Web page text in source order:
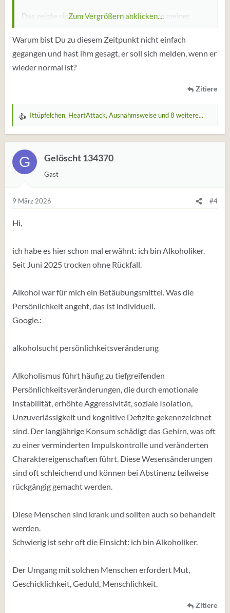
Das zeigte sich vor allem in der Abwertung meiner
Person. Er kritisierte alles was ich sagte. Sprach mir
meine Sichtweise ab, alles war in seinen Augen falsch
was ich sagte. Hm. Irgendwann sagte ich gar nichts
mehr. War nur noch enttäuscht.
Zum Vergrößern anklicken....
Warum bist Du zu diesem Zeitpunkt nicht einfach
gegangen und hast ihm gesagt, er soll sich melden, wenn er
wieder normal ist?
Zitiere
W
r
t
u
n
e
n
:
Ittüpfelchen, HeartAttack, Ausnahmsweiseund 8 weitere...
G Gelöscht 134370
Gast
9 März 2026 #4
Hi,
ich habe es hier schon mal erwähnt: ich bin Alkoholiker.
Seit Juni 2025 trocken ohne Rückfall.
Alkohol war für mich ein Betäubungsmittel. Was die
Persönlichkeit angeht, das ist individuell.
Google.:
alkoholsucht persönlichkeitsveränderung
Alkoholismus führt häufig zu tiefgreifenden
Persönlichkeitsveränderungen, die durch emotionale
Instabilität, erhöhte Aggressivität, soziale Isolation,
Unzuverlässigkeit und kognitive Defizite gekennzeichnet
sind. Der langjährige Konsum schädigt das Gehirn, was oft
zu einer verminderten Impulskontrolle und veränderten
Charaktereigenschaften führt. Diese Wesensänderungen
sind oft schleichend und können bei Abstinenz teilweise
rückgängig gemacht werden.
Diese Menschen sind krank und sollten auch so behandelt
werden.
Schwierig ist sehr oft die Einsicht: ich bin Alkoholiker.
Der Umgang mit solchen Menschen erfordert Mut,
Geschicklichkeit, Geduld, Menschlichkeit.
Zitiere